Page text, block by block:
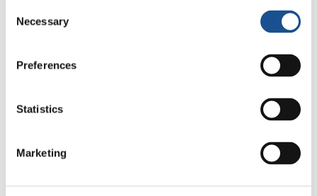
Selection
Necessary
Preferences
Statistics
Marketing